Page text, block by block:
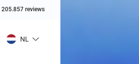
205.857 reviews
NL